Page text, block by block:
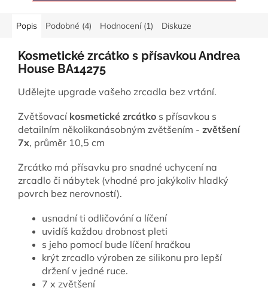
Popis Podobné (4) Hodnocení (1) Diskuze
Kosmetické zrcátko s přísavkou Andrea
House BA14275
Udělejte upgrade vašeho zrcadla bez vrtání.
Zvětšovacíkosmetické zrcátko s přísavkou s
detailním několikanásobným zvětšením - zvětšení
7x, průměr 10,5 cm
Zrcátko má přísavku pro snadné uchycení na
zrcadlo či nábytek (vhodné pro jakýkoliv hladký
povrch bez nerovností).
usnadní ti odličování a líčení
uvidíš každou drobnost pleti
s jeho pomocí bude líčení hračkou
krýt zrcadlo výroben ze silikonu pro lepší
držení v jedné ruce.
7 x zvětšení